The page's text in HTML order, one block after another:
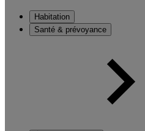
Habitation
Santé & prévoyance